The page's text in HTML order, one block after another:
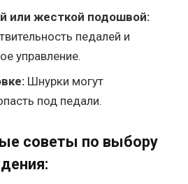
или жесткой подошвой:
педалей и
управление.
Шнурки могут
под педали.
советы по выбору